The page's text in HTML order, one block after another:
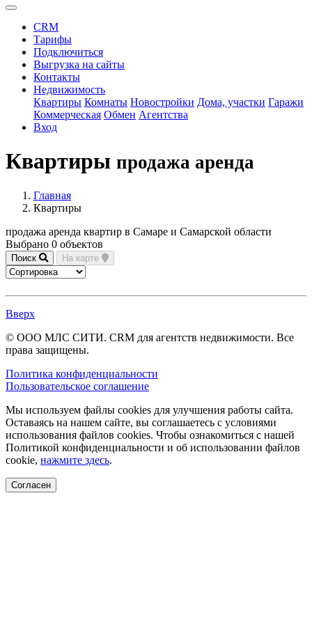
CRM
Тарифы
Подключиться
Выгрузка на сайты
Контакты
Недвижимость
Квартиры Комнаты Новостройки Дома, участки Гаражи
Коммерческая Обмен Агентства
Вход
Квартиры продажа аренда
Главная
Квартиры
продажа аренда квартир в Самаре и Самарской области
Выбрано 0 объектов
Поиск На карте
Вверх
© ООО МЛС СИТИ. CRM для агентств недвижимости. Все
права защищены.
Политика конфиденциальности
Пользовательское соглашение
Мы используем файлы cookies для улучшения работы сайта.
Оставаясь на нашем сайте, вы соглашаетесь с условиями
использования файлов cookies. Чтобы ознакомиться с нашей
Политикой конфиденциальности и об использовании файлов
cookie, нажмите здесь.
Согласен